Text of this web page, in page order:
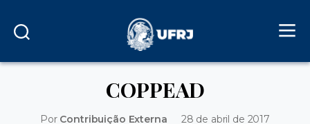
COPPEAD
Por Contribuição Externa 28 de abril de 2017